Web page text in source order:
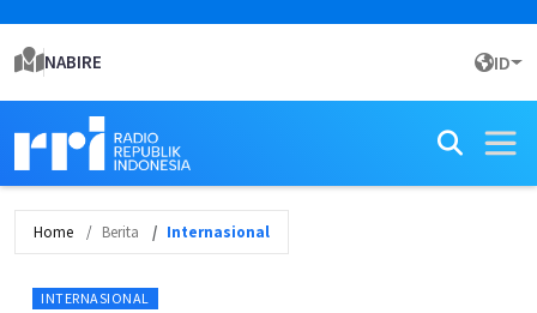
NABIRE ID
Home Berita Internasional
INTERNASIONAL